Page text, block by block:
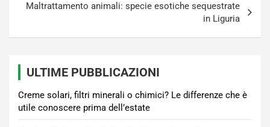
Maltrattamento animali: specie esotiche sequestrate
in Liguria
ULTIME PUBBLICAZIONI
Creme solari, filtri minerali o chimici? Le differenze che è
utile conoscere prima dell’estate